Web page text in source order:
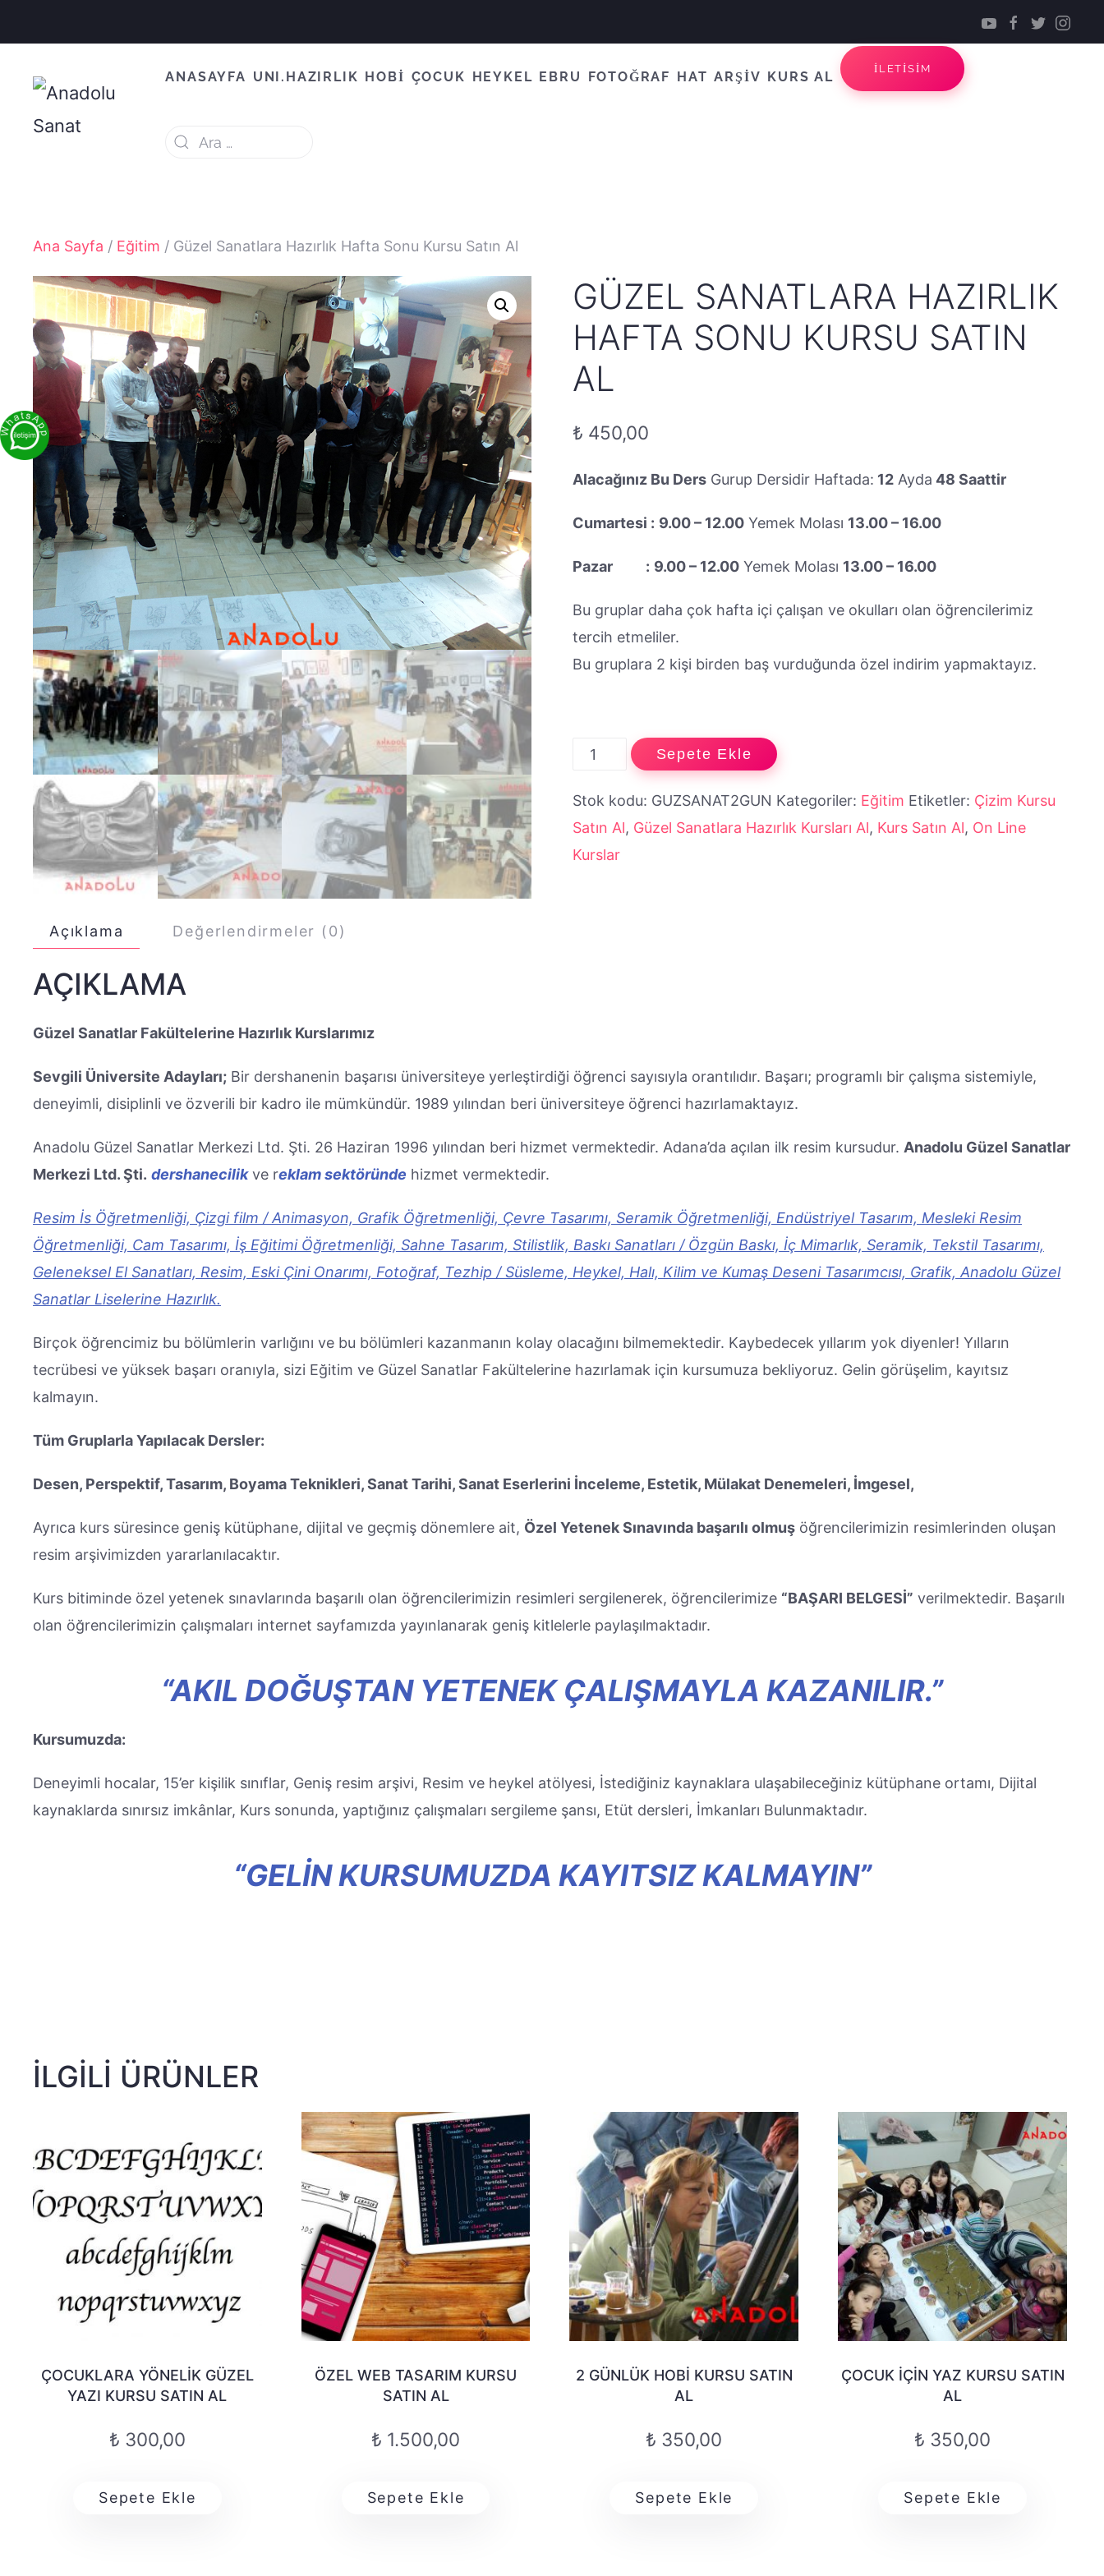
ANASAYFA UNI.HAZIRLIK HOBİ ÇOCUK HEYKEL EBRU FOTOĞRAF HAT ARŞİV KURS AL
İLETİSİM
Ana Sayfa / Eğitim / Güzel Sanatlara Hazırlık Hafta Sonu Kursu Satın Al
GÜZEL SANATLARA HAZIRLIK
HAFTA SONU KURSU SATIN
AL
₺ 450,00
Alacağınız Bu Ders Gurup Dersidir Haftada: 12 Ayda 48 Saattir
Cumartesi : 9.00 – 12.00 Yemek Molası 13.00 – 16.00
Pazar : 9.00 – 12.00 Yemek Molası 13.00 – 16.00
Bu gruplar daha çok hafta içi çalışan ve okulları olan öğrencilerimiz
tercih etmeliler.
Bu gruplara 2 kişi birden baş vurduğunda özel indirim yapmaktayız.
Güzel
Hazırlık
Hafta
Sonu
Sepete Ekle
Stok kodu: GUZSANAT2GUN Kategoriler: Eğitim Etiketler: Çizim Kursu
Satın Al, Güzel Sanatlara Hazırlık Kursları Al, Kurs Satın Al, On Line
Kurslar
Açıklama Değerlendirmeler (0)
AÇIKLAMA
Güzel Sanatlar Fakültelerine Hazırlık Kurslarımız
Sevgili Üniversite Adayları; Bir dershanenin başarısı üniversiteye yerleştirdiği öğrenci sayısıyla orantılıdır. Başarı; programlı bir çalışma sistemiyle,
deneyimli, disiplinli ve özverili bir kadro ile mümkündür. 1989 yılından beri üniversiteye öğrenci hazırlamaktayız.
Anadolu Güzel Sanatlar Merkezi Ltd. Şti. 26 Haziran 1996 yılından beri hizmet vermektedir. Adana’da açılan ilk resim kursudur. Anadolu Güzel Sanatlar
Merkezi Ltd. Şti. dershanecilikve reklam sektöründe hizmet vermektedir.
Resim İs Öğretmenliği, Çizgi film / Animasyon, Grafik Öğretmenliği, Çevre Tasarımı, Seramik Öğretmenliği, Endüstriyel Tasarım, Mesleki Resim
Öğretmenliği, Cam Tasarımı, İş Eğitimi Öğretmenliği, Sahne Tasarım, Stilistlik, Baskı Sanatları / Özgün Baskı, İç Mimarlık, Seramik, Tekstil Tasarımı,
Geleneksel El Sanatları, Resim, Eski Çini Onarımı, Fotoğraf, Tezhip / Süsleme, Heykel, Halı, Kilim ve Kumaş Deseni Tasarımcısı, Grafik, Anadolu Güzel
Sanatlar Liselerine Hazırlık.
Birçok öğrencimiz bu bölümlerin varlığını ve bu bölümleri kazanmanın kolay olacağını bilmemektedir. Kaybedecek yıllarım yok diyenler! Yılların
tecrübesi ve yüksek başarı oranıyla, sizi Eğitim ve Güzel Sanatlar Fakültelerine hazırlamak için kursumuza bekliyoruz. Gelin görüşelim, kayıtsız
kalmayın.
Tüm Gruplarla Yapılacak Dersler:
Desen, Perspektif, Tasarım, Boyama Teknikleri, Sanat Tarihi, Sanat Eserlerini İnceleme, Estetik, Mülakat Denemeleri, İmgesel,
Ayrıca kurs süresince geniş kütüphane, dijital ve geçmiş dönemlere ait, Özel Yetenek Sınavında başarılı olmuş öğrencilerimizin resimlerinden oluşan
resim arşivimizden yararlanılacaktır.
Kurs bitiminde özel yetenek sınavlarında başarılı olan öğrencilerimizin resimleri sergilenerek, öğrencilerimize “BAŞARI BELGESİ” verilmektedir. Başarılı
olan öğrencilerimizin çalışmaları internet sayfamızda yayınlanarak geniş kitlelerle paylaşılmaktadır.
“AKIL DOĞUŞTAN YETENEK ÇALIŞMAYLA KAZANILIR.”
Kursumuzda:
Deneyimli hocalar, 15’er kişilik sınıflar, Geniş resim arşivi, Resim ve heykel atölyesi, İstediğiniz kaynaklara ulaşabileceğiniz kütüphane ortamı, Dijital
kaynaklarda sınırsız imkânlar, Kurs sonunda, yaptığınız çalışmaları sergileme şansı, Etüt dersleri, İmkanları Bulunmaktadır.
“GELIN KURSUMUZDA KAYITSIZ KALMAYIN”
İLGILI ÜRÜNLER
ÇOCUKLARA YÖNELIK GÜZEL
YAZI KURSU SATIN AL
₺ 300,00
Sepete Ekle
ÖZEL WEB TASARIM KURSU
SATIN AL
₺ 1.500,00
Sepete Ekle
2 GÜNLÜK HOBI KURSU SATIN
AL
₺ 350,00
Sepete Ekle
ÇOCUK İÇIN YAZ KURSU SATIN
AL
₺ 350,00
Sepete Ekle